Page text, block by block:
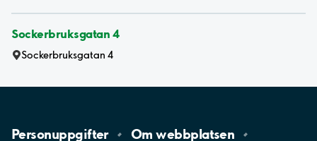
Sockerbruksgatan 4
Sockerbruksgatan 4
Personuppgifter Omwebbplatsen